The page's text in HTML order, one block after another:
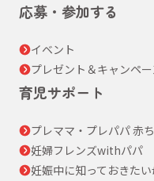
応募・参加する
イベント
プレゼント＆キャンペー
育児サポート
プレママ・プレパパ 赤
妊婦フレンズwithパパ
妊娠中に知っておきた